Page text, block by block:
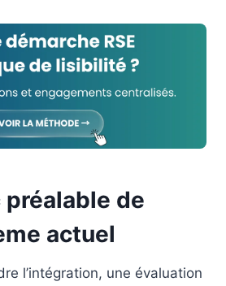
de
actuel
l’intégration, une évaluation